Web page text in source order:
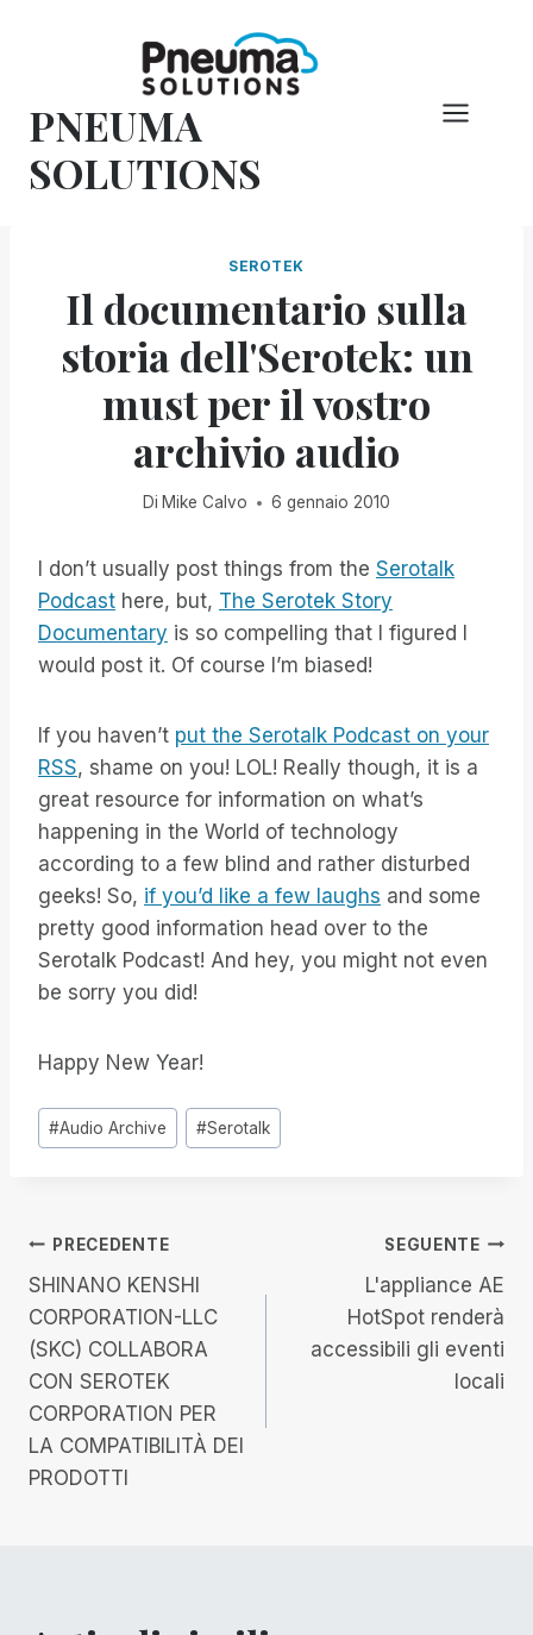
PNEUMA
SOLUTIONS
SEROTEK
Il documentario sulla
storia dell'Serotek: un
must per il vostro
archivio audio
Di Mike Calvo 6 gennaio 2010
I don’t usually post things from the Serotalk
Podcast here, but, The Serotek Story
Documentary is so compelling that I figured I
would post it. Of course I’m biased!
If you haven’t put the Serotalk Podcast on your
RSS, shame on you! LOL! Really though, it is a
great resource for information on what’s
happening in the World of technology
according to a few blind and rather disturbed
geeks! So, if you’d like a few laughs and some
pretty good information head over to the
Serotalk Podcast! And hey, you might not even
be sorry you did!
Happy New Year!
Tag
articolo:
#Audio Archive #Serotalk
Navigazione
articoli
PRECEDENTE
SHINANO KENSHI
CORPORATION-LLC
(SKC) COLLABORA
CON SEROTEK
CORPORATION PER
LA COMPATIBILITÀ DEI
PRODOTTI
SEGUENTE
L'appliance AE
HotSpot renderà
accessibili gli eventi
locali